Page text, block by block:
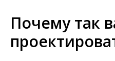
Почему так